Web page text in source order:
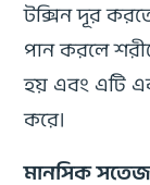
টক্সিন দূর
পান করলে
হয় এবং এটি
করে।
মানসিক